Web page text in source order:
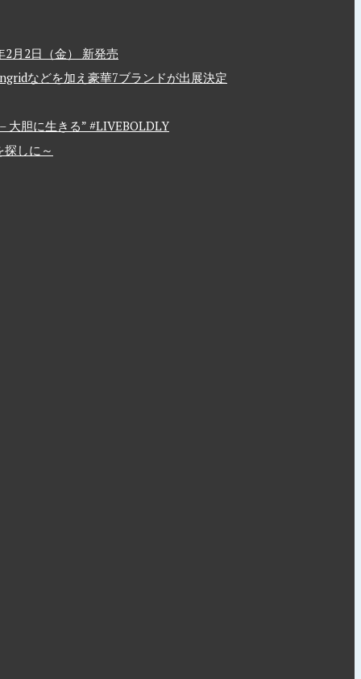
月2日（金） 新発売
などを加え豪華7ブランドが出展決定
大胆に生きる” #LIVEBOLDLY
しに～